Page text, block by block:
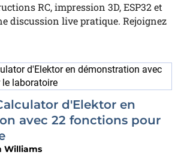
RC, impression 3D, ESP32 et
discussion live pratique. Rejoignez
d'Elektor en
avec 22 fonctions pour
Williams